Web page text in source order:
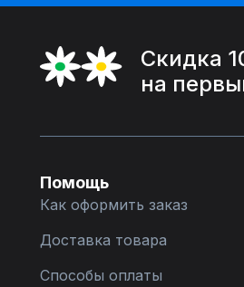
Скидка
на
Помощь
Как оформить заказ
Доставка товара
Способы оплаты